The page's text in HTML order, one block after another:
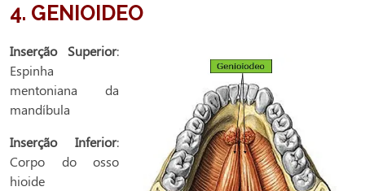
4. GENIOIDEO
Inserção Superior:
Espinha
mentoniana da
mandíbula
Inserção Inferior:
Corpo do osso
hioide